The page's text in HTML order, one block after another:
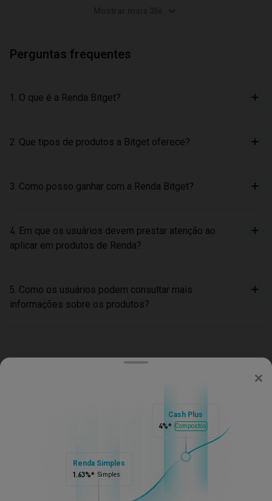
Perguntas frequentes
1. O que é a Renda Bitget?
2. Que tipos de produtos a Bitget oferece?
3. Como posso ganhar com a Renda Bitget?
4. Em que os usuários devem prestar atenção ao
aplicar em produtos de Renda?
5. Como os usuários podem consultar mais
informações sobre os produtos?
Renda Simples
1.63%* Simples
Cash Plus
4%* Compostos